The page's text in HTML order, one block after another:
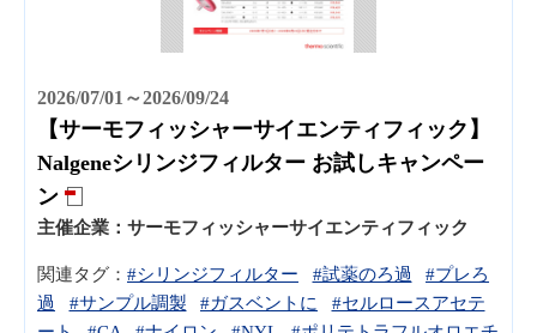
2026/07/01～2026/09/24
【サーモフィッシャーサイエンティフィック】
Nalgeneシリンジフィルター お試しキャンペー
ン
主催企業： サーモフィッシャーサイエンティフィック
関連タグ： #シリンジフィルター #試薬のろ過
#プレろ
過
#サンプル調製 #ガスベントに
#セルロースアセテ